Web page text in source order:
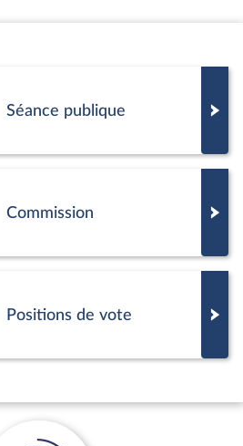
Séance publique
Commission
Positions de vote